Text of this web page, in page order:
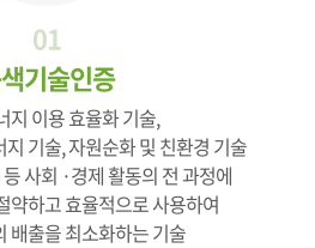
01
기술인증
지 이용 효율화 기술,
기술, 자원순화 및 친환경 기술
사회 ·경제 활동의 전 과정에
약하고 효율적으로 사용하여
배출을 최소화하는 기술